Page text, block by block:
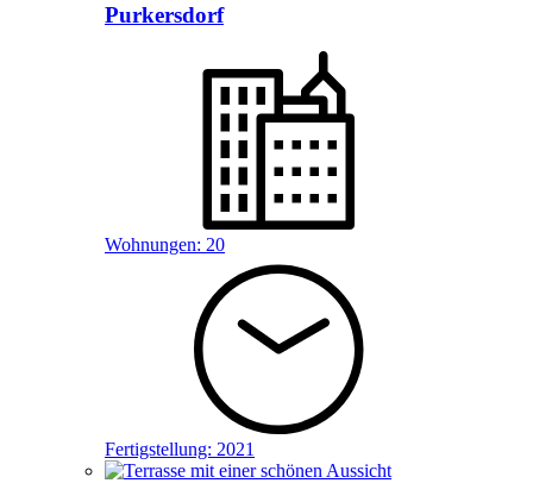
Purkersdorf
Wohnungen: 20
Fertigstellung: 2021